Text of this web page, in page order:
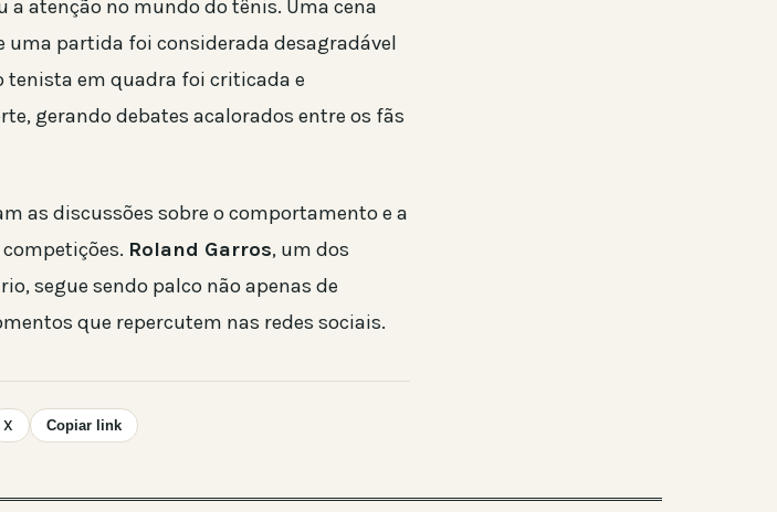
atenção no mundo do tênis. Uma cena
uma partida foi considerada desagradável
tenista em quadra foi criticada e
gerando debates acalorados entre os fãs
as discussões sobre o comportamento e a
Roland Garros, um dos
segue sendo palco não apenas de
que repercutem nas redes sociais.
X Copiar link